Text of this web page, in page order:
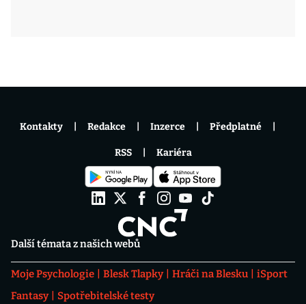
Další témata z našich webů
Moje Psychologie Blesk Tlapky Hráči na Blesku
iSport
Fantasy
Spotřebitelské testy
Kontakty Redakce Inzerce Předplatné
RSS Kariéra